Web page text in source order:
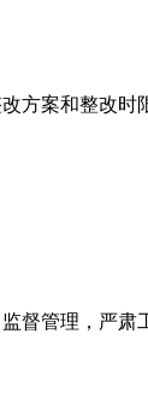
方案和整改时
督管理，严肃